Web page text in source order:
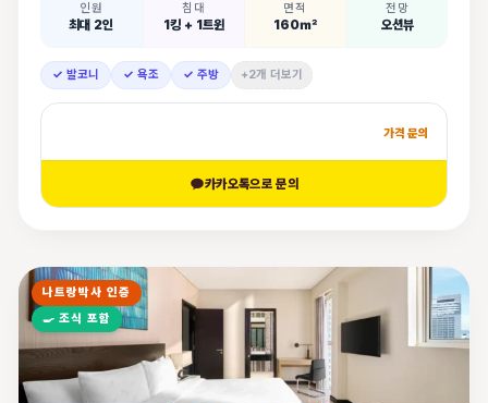
인원
최대 2인
침대
1킹 + 1트윈
면적
160㎡
전망
오션뷰
✓ 발코니 ✓ 욕조 ✓ 주방 +2개 더보기
가격 문의
카카오톡으로 문의
나트랑박사 인증
🍳 조식 포함